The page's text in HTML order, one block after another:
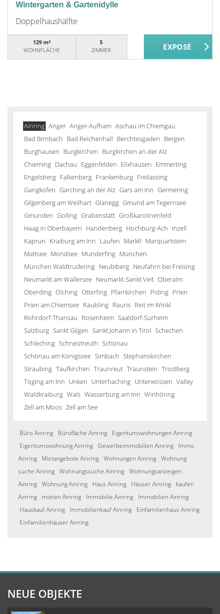
Wintergarten & Gartenidylle
Doppelhaushälfte
129 m²
WOHNFLÄCHE
5
ZIMMER
Ainring Anger Anger-Aufham Aschau im Chiemgau
Bad Birnbach Bad Reichenhall Berchtesgaden Bergen
Burghausen Burgkirchen Burgkirchen an der Alz
Chieming Dachau Eggenfelden Elixhausen Emmerting
Engelsberg Falkenberg Frankenburg Freilassing
Gangkofen Garching an der Alz Gars am Inn Germering
Gilgenberg am Weilhart Glanegg Gmund am Tegernsee
Gmunden Golling Grabenstätt Großkarolinenfeld
Haag in Oberbayern Handenberg Hochburg-Ach Inzell
Kaprun Kraiburg am Inn Laufen Marktl Marquartstein
Mattsee Mondsee Munderfing München
München Waldtrudering Neubiberg Neufahrn bei Freising
Neumarkt am Wallersee Neumarkt-Sankt Veit Oberalm
Oberding Olching Otterfing Pfarrkirchen Piding Prien
Prien am Chiemsee Raubling Rauris Reit im Winkl
Rohrdorf-Thansau Rosenheim Saaldorf-Surheim
Salzburg Sankt Gilgen Sankt Johann in Tirol Schechen
Schleching Schneizlreuth Schönau
Schönau am Königssee Simbach Stephanskirchen
Straubing Taufkirchen Traunreut Traunstein Trostberg
Töging am Inn Unken Unterhaching Unterwössen Valley
Waldkraiburg Wals Wasserburg am Inn Winhöring
Zell am Moos Zell am See
Büro Ainring Bürofläche Ainring
Eigentumswohnungen Ainring
Eigentumswohnung Ainring Gewerbeimmobilien Ainring
Immo
Ainring
Mietangebote Ainring Wohnungen Ainring Wohnung
suche Ainring Wohnungssuche Ainring Wohnungsanzeigen
Ainring Wohnung Ainring Haus Ainring Häuser Ainring
kaufen
Ainring
mieten Ainring Immobilie Ainring
Immobilien Ainring
Hauskauf Ainring
Immobilienkauf Ainring
Einfamilienhaus Ainring
Einfamilienhäuser Ainring
NEUE OBJEKTE